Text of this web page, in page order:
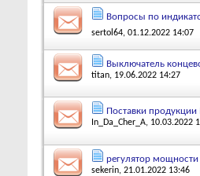
Вопросы по
sertol64, 01.12.2022 14:07
Выключатель
titan, 19.06.2022 14:27
Поставки продукции
In_Da_Cher_A, 10.03.2022
регулятор
sekerin, 21.01.2022 13:46